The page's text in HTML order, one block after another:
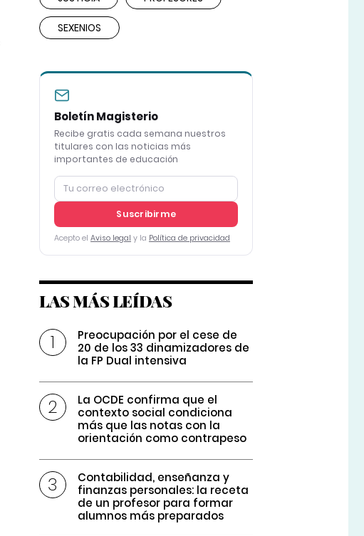
SEXENIOS
Boletín Magisterio
Recibe gratis cada semana nuestros
titulares con las noticias más
importantes de educación
Suscribirme
Acepto el Aviso legal y la Política de privacidad
LAS MÁS LEÍDAS
Preocupación por el cese de
20 de los 33 dinamizadores de
la FP Dual intensiva
La OCDE confirma que el
contexto social condiciona
más que las notas con la
orientación como contrapeso
Contabilidad, enseñanza y
finanzas personales: la receta
de un profesor para formar
alumnos más preparados